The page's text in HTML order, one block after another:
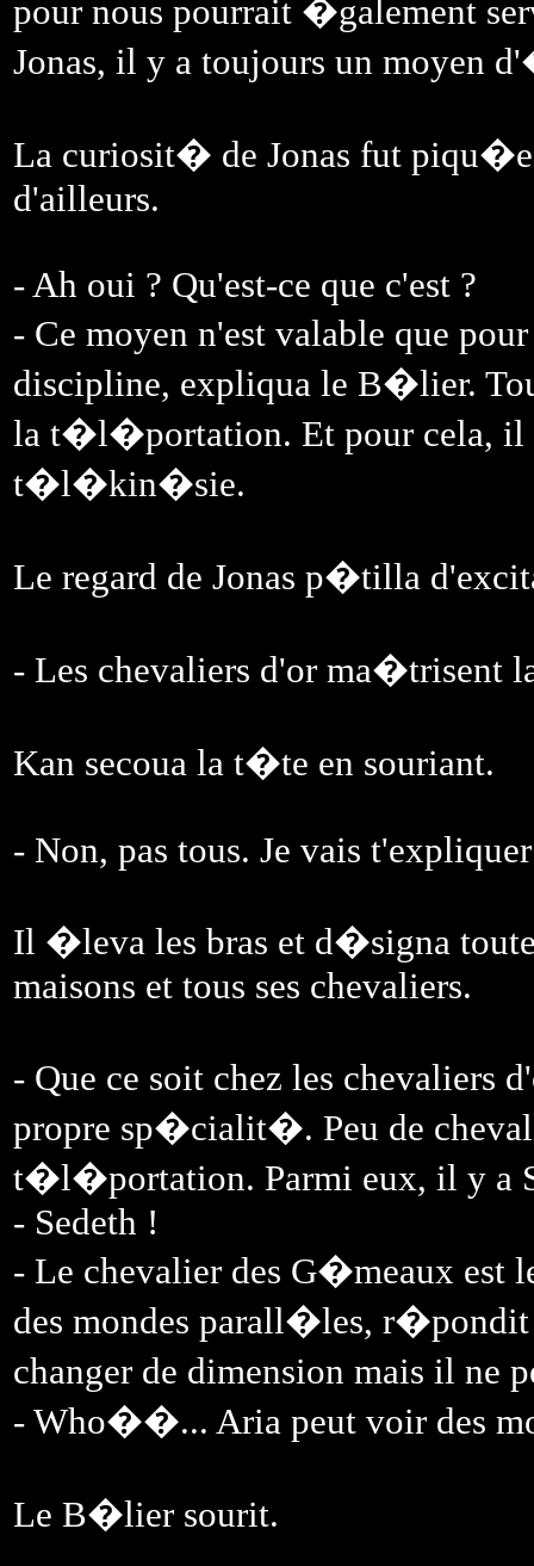
pour nous pourrait �galement
Jonas, il y a toujours un moyen
La curiosit� de Jonas fut
d'ailleurs.
- Ah oui ? Qu'est-ce que c'est ?
- Ce moyen n'est valable que
discipline, expliqua le B�lier.
la t�l�portation. Et pour cela, il
t�l�kin�sie.
Le regard de Jonas p�tilla
- Les chevaliers d'or
Kan secoua la t�te en souriant.
- Non, pas tous. Je vais
Il �leva les bras et d�signa toute
maisons et tous ses chevaliers.
- Que ce soit chez les chevaliers
propre sp�cialit�. Peu de
t�l�portation. Parmi eux, il y a
- Sedeth !
- Le chevalier des G�meaux est
des mondes parall�les,
changer de dimension mais il ne
- Who��... Aria peut voir des
Le B�lier sourit.